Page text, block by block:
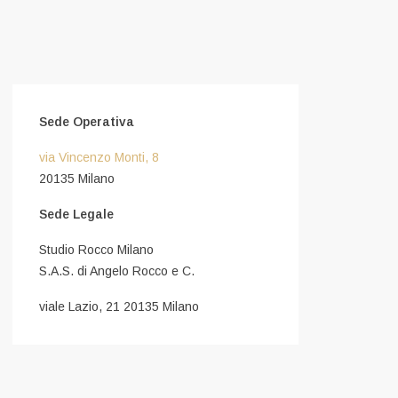
Sede Operativa
via Vincenzo Monti, 8
20135 Milano
Sede Legale
Studio Rocco Milano
S.A.S. di Angelo Rocco e C.
viale Lazio, 21 20135 Milano